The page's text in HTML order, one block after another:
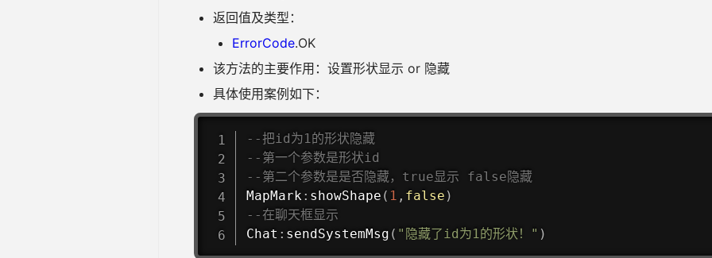
返回值及类型：
ErrorCode.OK
该方法的主要作用：设置形状显示 or 隐藏
具体使用案例如下：
--把id为1的形状隐藏
--第一个参数是形状id
--第二个参数是是否隐藏，true显示 false隐藏
MapMark : showShape ( 1 , false )
--在聊天框显示
Chat : sendSystemMsg ( "隐藏了id为1的形状！" )